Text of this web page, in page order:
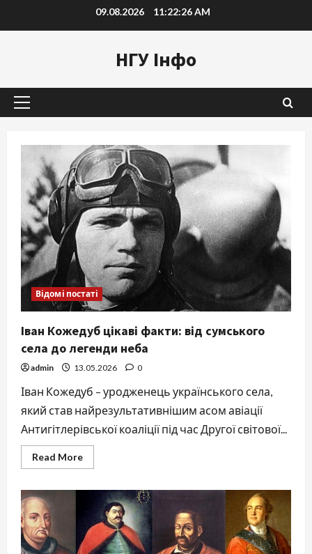
to
09.08.2026 11:22:27 AM
НГУ Інфо
Primary
Відомі постаті
Іван Кожедуб цікаві факти: від сумського
села до легенди неба
admin 13.05.2026 0
Іван Кожедуб – уродженець українського села,
який став найрезультативнішим асом авіації
Антигітлерівської коаліції під час Другої світової...
Read MoreRead
more
Кожедуб
цікаві
факти:
від
сумського
села